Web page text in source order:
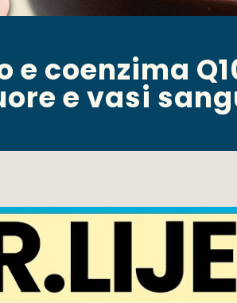
coenzima
e vasi